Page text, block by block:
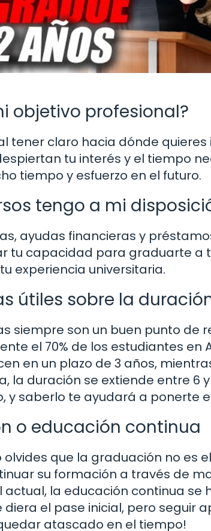
objetivo profesional?
tener claro hacia dónde
tu interés y el tiempo
tiempo y esfuerzo en el futuro.
tengo a mi
ayudas financieras y
tu capacidad para graduarte a
experiencia universitaria.
útiles sobre la
siempre son un buen punto de
el 70% de los estudiantes en
en un plazo de 3 años,
la duración se extiende entre 6
y saberlo te ayudará a ponerte
o educación continua
olvides que la graduación no es
su formación a través de
la educación continua se
el pase inicial, pero seguir
atascado en el tiempo!